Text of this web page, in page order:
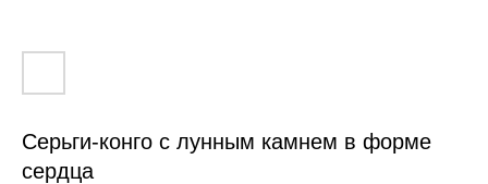
Серьги-конго с лунным камнем в форме
сердца